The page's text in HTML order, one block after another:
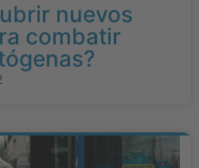
nuevos
combatir